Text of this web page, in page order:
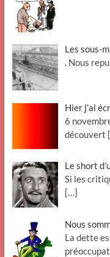
Les sous-
. Nous
Hier j’ai
6
découvert
Le short
Si les
[…]
Nous
La dette